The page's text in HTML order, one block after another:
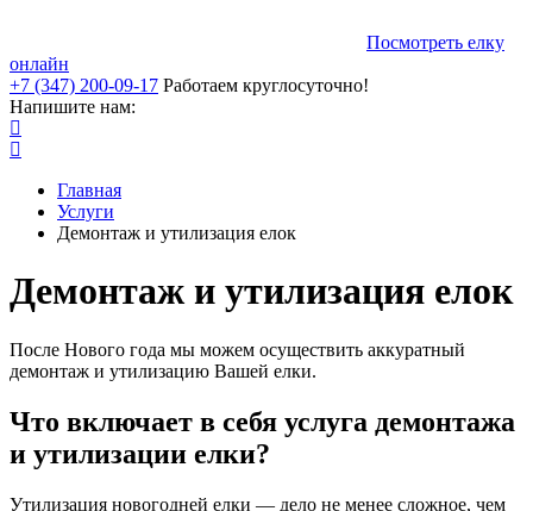
Посмотреть елку
онлайн
+7 (347) 200-09-17 Работаем круглосуточно!
Напишите нам:
Главная
Услуги
Демонтаж и утилизация елок
Демонтаж и утилизация елок
После Нового года мы можем осуществить аккуратный
демонтаж и утилизацию Вашей елки.
Что включает в себя услуга демонтажа
и утилизации елки?
Утилизация новогодней елки — дело не менее сложное, чем